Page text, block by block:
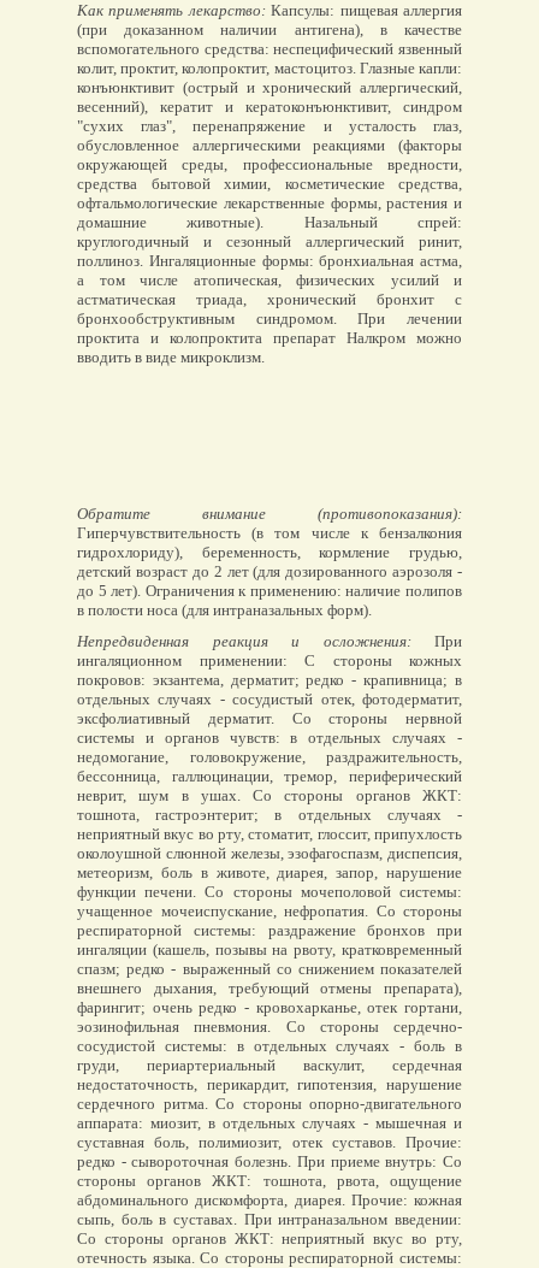
Как применять лекарство:Капсулы: пищевая аллергия
(при доказанном наличии антигена), в качестве
вспомогательного средства: неспецифический язвенный
колит, проктит, колопроктит, мастоцитоз. Глазные капли:
конъюнктивит (острый и хронический аллергический,
весенний), кератит и кератоконъюнктивит, синдром
"сухих глаз", перенапряжение и усталость глаз,
обусловленное аллергическими реакциями (факторы
окружающей среды, профессиональные вредности,
средства бытовой химии, косметические средства,
офтальмологические лекарственные формы, растения и
домашние животные). Назальный спрей:
круглогодичный и сезонный аллергический ринит,
поллиноз. Ингаляционные формы: бронхиальная астма,
а том числе атопическая, физических усилий и
астматическая триада, хронический бронхит с
бронхообструктивным синдромом. При лечении
проктита и колопроктита препарат Налкром можно
вводить в виде микроклизм.
Обратите внимание (противопоказания):
Гиперчувствительность (в том числе к бензалкония
гидрохлориду), беременность, кормление грудью,
детский возраст до 2 лет (для дозированного аэрозоля -
до 5 лет). Ограничения к применению: наличие полипов
в полости носа (для интраназальных форм).
Непредвиденная реакция и осложнения:При
ингаляционном применении: С стороны кожных
покровов: экзантема, дерматит; редко - крапивница; в
отдельных случаях - сосудистый отек, фотодерматит,
эксфолиативный дерматит. Со стороны нервной
системы и органов чувств: в отдельных случаях -
недомогание, головокружение, раздражительность,
бессонница, галлюцинации, тремор, периферический
неврит, шум в ушах. Со стороны органов ЖКТ:
тошнота, гастроэнтерит; в отдельных случаях -
неприятный вкус во рту, стоматит, глоссит, припухлость
околоушной слюнной железы, эзофагоспазм, диспепсия,
метеоризм, боль в животе, диарея, запор, нарушение
функции печени. Со стороны мочеполовой системы:
учащенное мочеиспускание, нефропатия. Со стороны
респираторной системы: раздражение бронхов при
ингаляции (кашель, позывы на рвоту, кратковременный
спазм; редко - выраженный со снижением показателей
внешнего дыхания, требующий отмены препарата),
фарингит; очень редко - кровохарканье, отек гортани,
эозинофильная пневмония. Со стороны сердечно-
сосудистой системы: в отдельных случаях - боль в
груди, периартериальный васкулит, сердечная
недостаточность, перикардит, гипотензия, нарушение
сердечного ритма. Со стороны опорно-двигательного
аппарата: миозит, в отдельных случаях - мышечная и
суставная боль, полимиозит, отек суставов. Прочие:
редко - сывороточная болезнь. При приеме внутрь: Со
стороны органов ЖКТ: тошнота, рвота, ощущение
абдоминального дискомфорта, диарея. Прочие: кожная
сыпь, боль в суставах. При интраназальном введении:
Со стороны органов ЖКТ: неприятный вкус во рту,
отечность языка. Со стороны респираторной системы: